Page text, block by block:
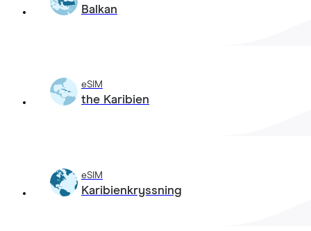
Balkan
eSIM
the Karibien
eSIM
Karibienkryssning